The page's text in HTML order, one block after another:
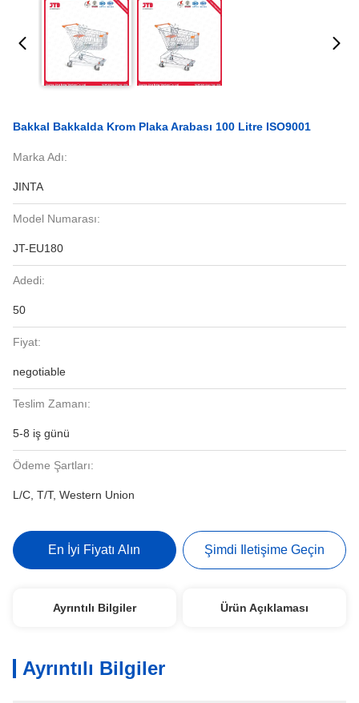
Bakkal Bakkalda Krom Plaka Arabası 100 Litre ISO9001
Marka Adı:
JINTA
Model Numarası:
JT-EU180
Adedi:
50
Fiyat:
negotiable
Teslim Zamanı:
5-8 iş günü
Ödeme Şartları:
L/C, T/T, Western Union
En İyi Fiyatı Alın Şimdi Iletişime Geçin
Ayrıntılı Bilgiler Ürün Açıklaması
Ayrıntılı Bilgiler